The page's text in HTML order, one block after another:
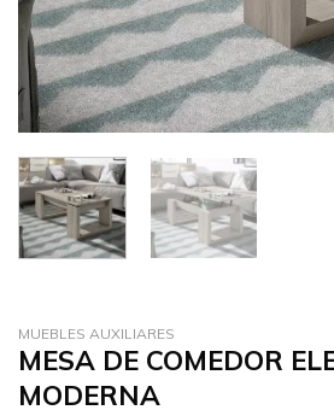
MUEBLES AUXILIARES
MESA DE COMEDOR
MODERNA